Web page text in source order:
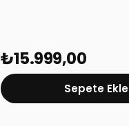
₺15.999,00
Sepete Ekle